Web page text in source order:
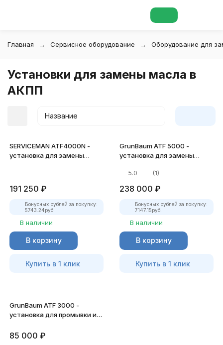
Главная Сервисное оборудование Оборудование для
Установки для замены масла в
АКПП
Название
SERVICEMAN ATF4000N -
установка для замены
191 250 ₽
Бонусных рублей за покупку:
5743.24руб.
В наличии
В корзину
Купить в 1 клик
GrunBaum ATF 5000 -
установка для замены
5.0 (1)
238 000 ₽
Бонусных рублей за покупку:
7147.15руб.
В наличии
В корзину
Купить в 1 клик
GrunBaum ATF 3000 -
установка для промывки и
85 000 ₽